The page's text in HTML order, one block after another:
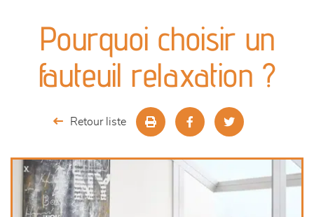
canapés et fauteuils
séjours
meubles de complément
chambres et dressing
literie
Pourquoi choisir un
fauteuil relaxation ?
Retour liste